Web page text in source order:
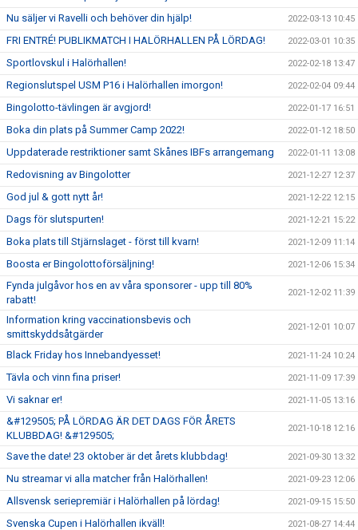
Nu säljer vi Ravelli och behöver din hjälp! 2022-03-13 10:45
FRI ENTRÉ! PUBLIKMATCH I HALÖRHALLEN PÅ LÖRDAG! 2022-03-01 10:35
Sportlovskul i Halörhallen! 2022-02-18 13:47
Regionslutspel USM P16 i Halörhallen imorgon! 2022-02-04 09:44
Bingolotto-tävlingen är avgjord! 2022-01-17 16:51
Boka din plats på Summer Camp 2022! 2022-01-12 18:50
Uppdaterade restriktioner samt Skånes IBFs arrangemang 2022-01-11 13:08
Redovisning av Bingolotter 2021-12-27 12:37
God jul & gott nytt år! 2021-12-22 12:15
Dags för slutspurten! 2021-12-21 15:22
Boka plats till Stjärnslaget - först till kvarn! 2021-12-09 11:14
Boosta er Bingolottoförsäljning! 2021-12-06 15:34
Fynda julgåvor hos en av våra sponsorer - upp till 80%
rabatt!
2021-12-02 11:39
Information kring vaccinationsbevis och
smittskyddsåtgärder
2021-12-01 10:07
Black Friday hos Innebandyesset! 2021-11-24 10:24
Tävla och vinn fina priser! 2021-11-09 17:39
Vi saknar er! 2021-11-05 13:16
&#129505; PÅ LÖRDAG ÄR DET DAGS FÖR ÅRETS
KLUBBDAG! &#129505;
2021-10-18 12:16
Save the date! 23 oktober är det årets klubbdag! 2021-09-30 13:32
Nu streamar vi alla matcher från Halörhallen! 2021-09-23 12:06
Allsvensk seriepremiär i Halörhallen på lördag! 2021-09-15 15:50
Svenska Cupen i Halörhallen ikväll! 2021-08-27 14:44